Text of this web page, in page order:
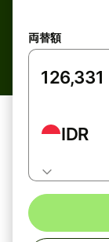
両替額
IDR